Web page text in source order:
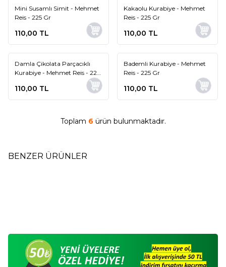
Yeni
Mini Susamlı Simit - Mehmet
Reis - 225 Gr
110,00 TL
Yeni
Kakaolu Kurabiye - Mehmet
Reis - 225 Gr
110,00 TL
Yeni
Damla Çikolata Parçacıklı
Kurabiye - Mehmet Reis - 225
110,00 TL
Yeni
Bademli Kurabiye - Mehmet
Reis - 225 Gr
110,00 TL
Toplam 6 ürün bulunmaktadır.
BENZER ÜRÜNLER